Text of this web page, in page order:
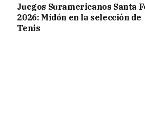
Juegos Suramericanos Santa
2026: Midón en la selección de
Tenis